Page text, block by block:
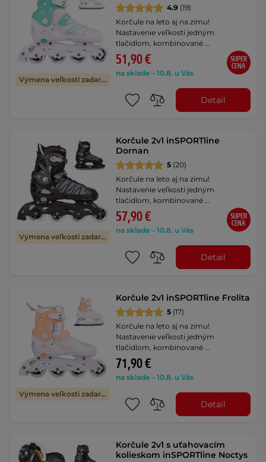
Výmena veľkosti zadarmo
4.9 (19)
Korčule na leto aj na zimu!
Nastavenie veľkosti jedným
tlačidlom, kombinované …
51,90 €
na sklade – 10.8. u Vás
SUPER
CENA
Detail
Výmena veľkosti zadarmo
Korčule 2v1 inSPORTline
Dornan
5 (20)
Korčule na leto aj na zimu!
Nastavenie veľkosti jedným
tlačidlom, kombinované …
57,90 €
na sklade – 10.8. u Vás
SUPER
CENA
Detail
Výmena veľkosti zadarmo
Korčule 2v1 inSPORTline Frolita
5 (17)
Korčule na leto aj na zimu!
Nastavenie veľkosti jedným
tlačidlom, kombinované …
71,90 €
na sklade – 10.8. u Vás
Detail
Korčule 2v1 s uťahovacím
kolieskom inSPORTline Noctys